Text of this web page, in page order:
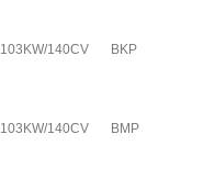
103KW/140CV BKP
103KW/140CV BMP